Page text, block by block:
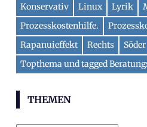
Konservativ
Linux Lyrik
Prozesskostenhilfe.
Rapanuieffekt
Rechts
Söder
Topthema und tagged
THEMEN